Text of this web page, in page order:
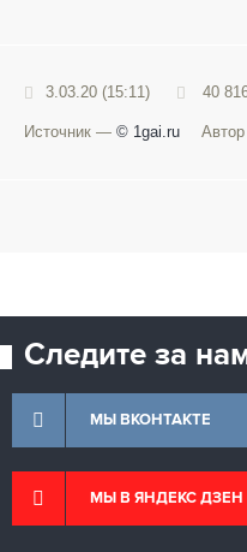
3.03.20 (15:11) 40
Источник — © 1gai.ru
Следите за
МЫ ВКОНТАКТЕ
МЫ В ЯНДЕКС ДЗЕН